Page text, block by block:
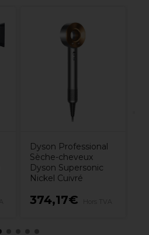
Dyson Professional
Sèche-cheveux
Dyson Supersonic
Nickel Cuivré
374,17€